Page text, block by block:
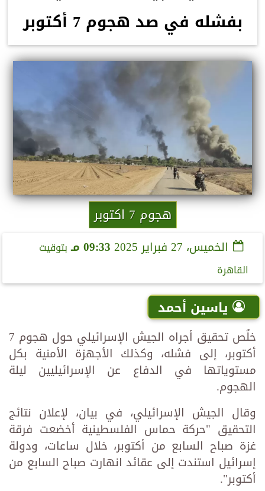
بفشله في صد هجوم 7 أكتوبر
هجوم 7 اكتوبر
الخميس، 27 فبراير 2025 09:33 مـ
بتوقيت
القاهرة
ياسين أحمد
خلُص تحقيق أجراه الجيش الإسرائيلي حول هجوم 7
أكتوبر، إلى فشله، وكذلك الأجهزة الأمنية بكل
مستوياتها في الدفاع عن الإسرائيليين ليلة
الهجوم.
وقال الجيش الإسرائيلي، في بيان، لإعلان نتائج
التحقيق "حركة حماس الفلسطينية أخضعت فرقة
غزة صباح السابع من أكتوبر، خلال ساعات، ودولة
إسرائيل استندت إلى عقائد انهارت صباح السابع من
أكتوبر".